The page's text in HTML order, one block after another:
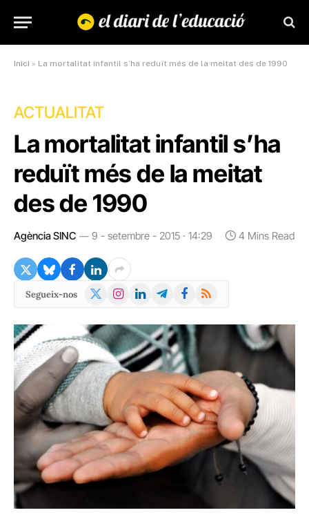
Inici » La mortalitat infantil s’ha reduït més de la meitat des de 1990
ACTUALITAT
La mortalitat infantil s’ha
reduït més de la meitat
des de 1990
Agència SINC 9 - setembre - 2015 · 14:29 4 Mins Read
Segueix-nos
X
Instagram
LinkedInTelegramFacebook
RSS